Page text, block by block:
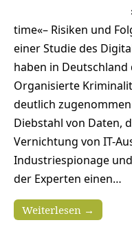
time«– Risiken und
einer Studie des
haben in
Organisierte
deutlich
Diebstahl von Daten,
Vernichtung von IT-
Industriespionage
der Experten einen…
Weiterlesen →